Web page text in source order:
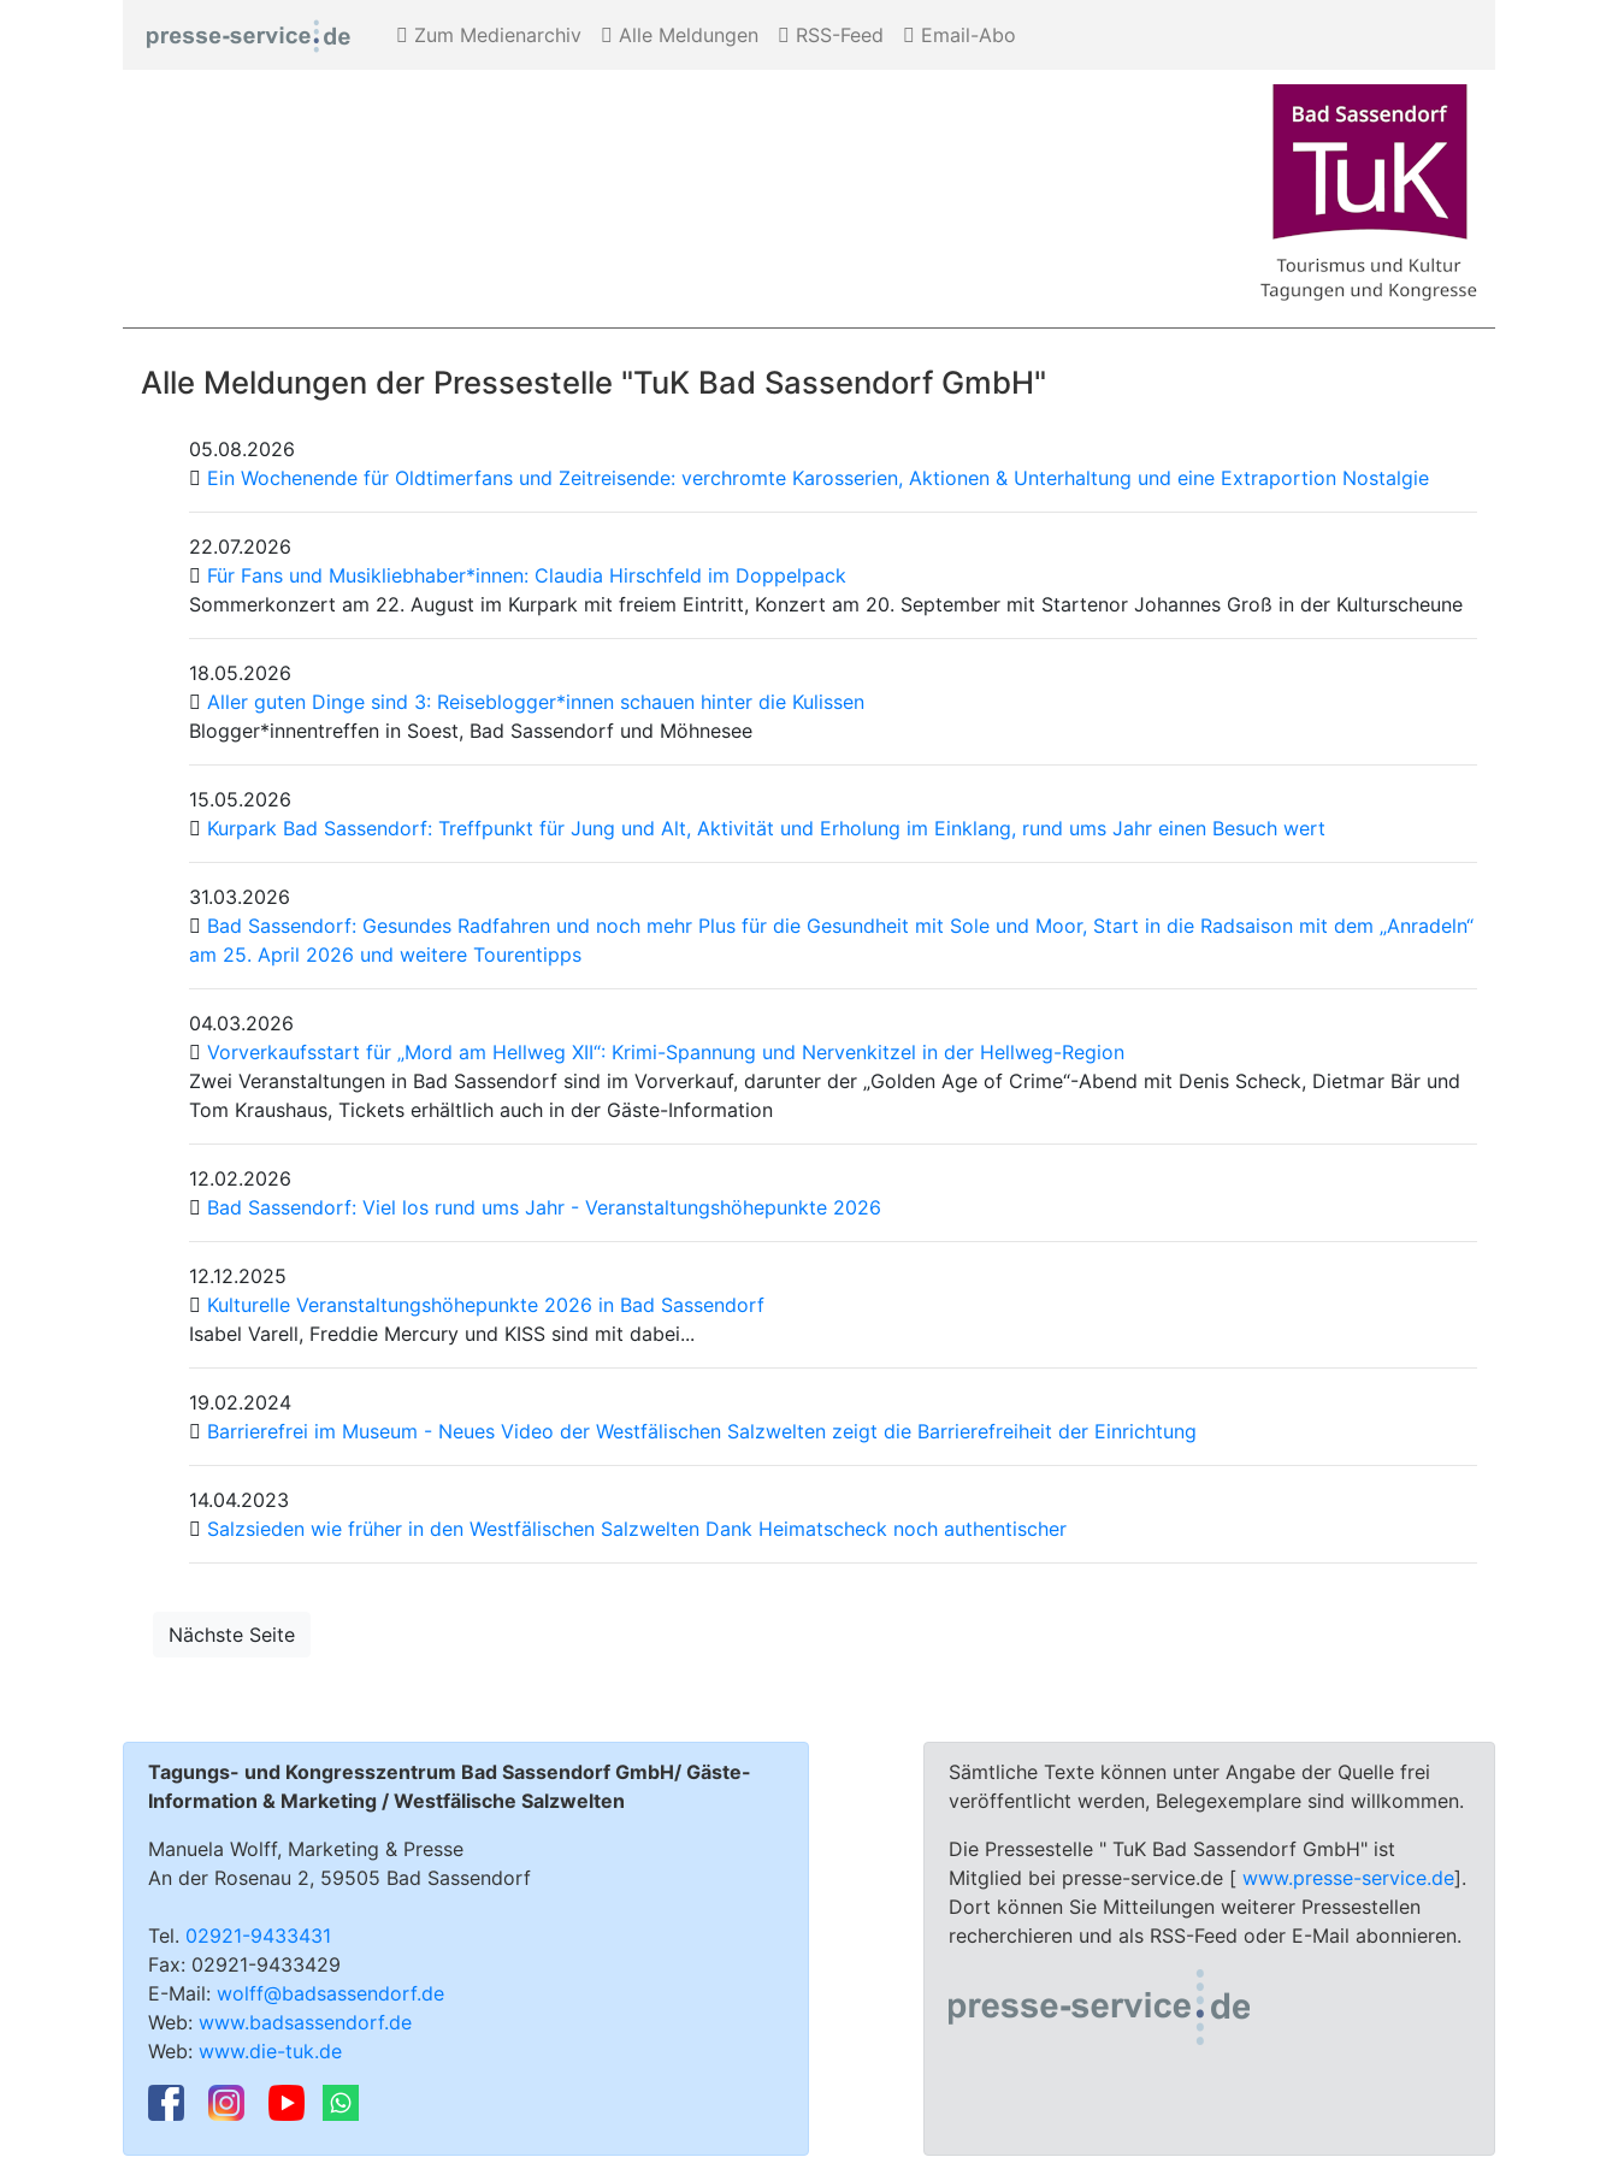
Zum Medienarchiv Alle Meldungen RSS-Feed Email-Abo
Alle Meldungen der Pressestelle "TuK Bad Sassendorf GmbH"
05.08.2026
Ein Wochenende für Oldtimerfans und Zeitreisende: verchromte Karosserien, Aktionen & Unterhaltung und eine Extraportion Nostalgie
22.07.2026
Für Fans und Musikliebhaber*innen: Claudia Hirschfeld im Doppelpack
Sommerkonzert am 22. August im Kurpark mit freiem Eintritt, Konzert am 20. September mit Startenor Johannes Groß in der Kulturscheune
18.05.2026
Aller guten Dinge sind 3: Reiseblogger*innen schauen hinter die Kulissen
Blogger*innentreffen in Soest, Bad Sassendorf und Möhnesee
15.05.2026
Kurpark Bad Sassendorf: Treffpunkt für Jung und Alt, Aktivität und Erholung im Einklang, rund ums Jahr einen Besuch wert
31.03.2026
Bad Sassendorf: Gesundes Radfahren und noch mehr Plus für die Gesundheit mit Sole und Moor, Start in die Radsaison mit dem „Anradeln“
am 25. April 2026 und weitere Tourentipps
04.03.2026
Vorverkaufsstart für „Mord am Hellweg XII“: Krimi-Spannung und Nervenkitzel in der Hellweg-Region
Zwei Veranstaltungen in Bad Sassendorf sind im Vorverkauf, darunter der „Golden Age of Crime“-Abend mit Denis Scheck, Dietmar Bär und
Tom Kraushaus, Tickets erhältlich auch in der Gäste-Information
12.02.2026
Bad Sassendorf: Viel los rund ums Jahr - Veranstaltungshöhepunkte 2026
12.12.2025
Kulturelle Veranstaltungshöhepunkte 2026 in Bad Sassendorf
Isabel Varell, Freddie Mercury und KISS sind mit dabei...
19.02.2024
Barrierefrei im Museum - Neues Video der Westfälischen Salzwelten zeigt die Barrierefreiheit der Einrichtung
14.04.2023
Salzsieden wie früher in den Westfälischen Salzwelten Dank Heimatscheck noch authentischer
Nächste Seite
Tagungs- und Kongresszentrum Bad Sassendorf GmbH/ Gäste-
Information & Marketing / Westfälische Salzwelten
Manuela Wolff, Marketing & Presse
An der Rosenau 2, 59505 Bad Sassendorf
Tel. 02921-9433431
Fax: 02921-9433429
E-Mail: wolff@badsassendorf.de
Web: www.badsassendorf.de
Web: www.die-tuk.de
Sämtliche Texte können unter Angabe der Quelle frei
veröffentlicht werden, Belegexemplare sind willkommen.
Die Pressestelle " TuK Bad Sassendorf GmbH" ist
Mitglied bei presse-service.de [ www.presse-service.de].
Dort können Sie Mitteilungen weiterer Pressestellen
recherchieren und als RSS-Feed oder E-Mail abonnieren.